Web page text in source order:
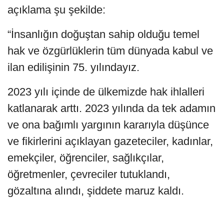
açıklama şu şekilde:
“İnsanlığın doğuştan sahip olduğu temel
hak ve özgürlüklerin tüm dünyada kabul ve
ilan edilişinin 75. yılındayız.
2023 yılı içinde de ülkemizde hak ihlalleri
katlanarak arttı. 2023 yılında da tek adamın
ve ona bağımlı yargının kararıyla düşünce
ve fikirlerini açıklayan gazeteciler, kadınlar,
emekçiler, öğrenciler, sağlıkçılar,
öğretmenler, çevreciler tutuklandı,
gözaltına alındı, şiddete maruz kaldı.